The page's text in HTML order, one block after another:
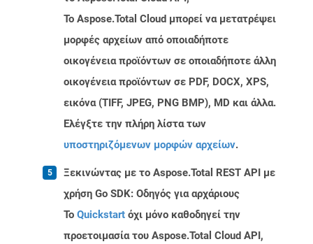
Το Aspose.Total Cloud μπορεί να μετατρέψει
μορφές αρχείων από οποιαδήποτε
οικογένεια προϊόντων σε οποιαδήποτε άλλη
οικογένεια προϊόντων σε PDF, DOCX, XPS,
εικόνα (TIFF, JPEG, PNG BMP), MD και άλλα.
Ελέγξτε την πλήρη λίστα των
υποστηριζόμενων μορφών αρχείων.
Ξεκινώντας με το Aspose.Total REST API με
χρήση Go SDK: Οδηγός για αρχάριους
Το Quickstart όχι μόνο καθοδηγεί την
προετοιμασία του Aspose.Total Cloud API,